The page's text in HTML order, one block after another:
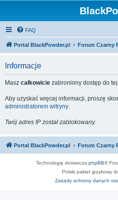
FAQ
Portal BlackPowder.pl Forum Czarny
Informacje
Masz całkowicie zabroniony dostęp do
Aby uzyskać więcej informacji, proszę
administratorem witryny.
Twój adres IP został zablokowany.
Portal BlackPowder.pl Forum Czarny
Technologię dostarcza phpBB®
Polski pakiet językowy
Zasady ochrony danych